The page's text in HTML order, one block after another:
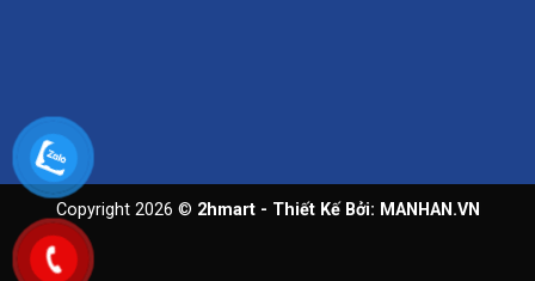
Copyright 2026 © 2hmart - Thiết Kế Bởi: MANHAN.VN